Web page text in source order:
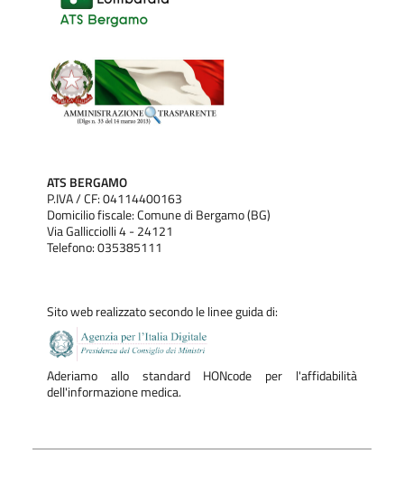
ATS BERGAMO
P.IVA / CF: 04114400163
Domicilio fiscale: Comune di Bergamo (BG)
Via Gallicciolli 4 - 24121
Telefono: 035385111
Sito web realizzato secondo le linee guida di:
Aderiamo allo standard HONcode per l'affidabilità
dell'informazione medica.